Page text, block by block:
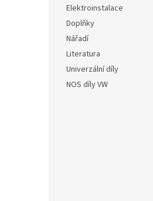
Elektroinstalace
Doplňky
Nářadí
Literatura
Univerzální díly
NOS díly VW